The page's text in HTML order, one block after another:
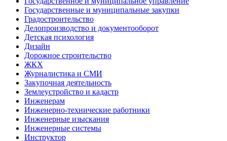
Государственные и муниципальные закупки
Градостроительство
Делопроизводство и документооборот
Детская психология
Дизайн
Дорожное строительство
ЖКХ
Журналистика и СМИ
Закупочная деятельность
Землеустройство и кадастр
Инженерам
Инженерно-технические работники
Инженерные изыскания
Инженерные системы
Инструктор